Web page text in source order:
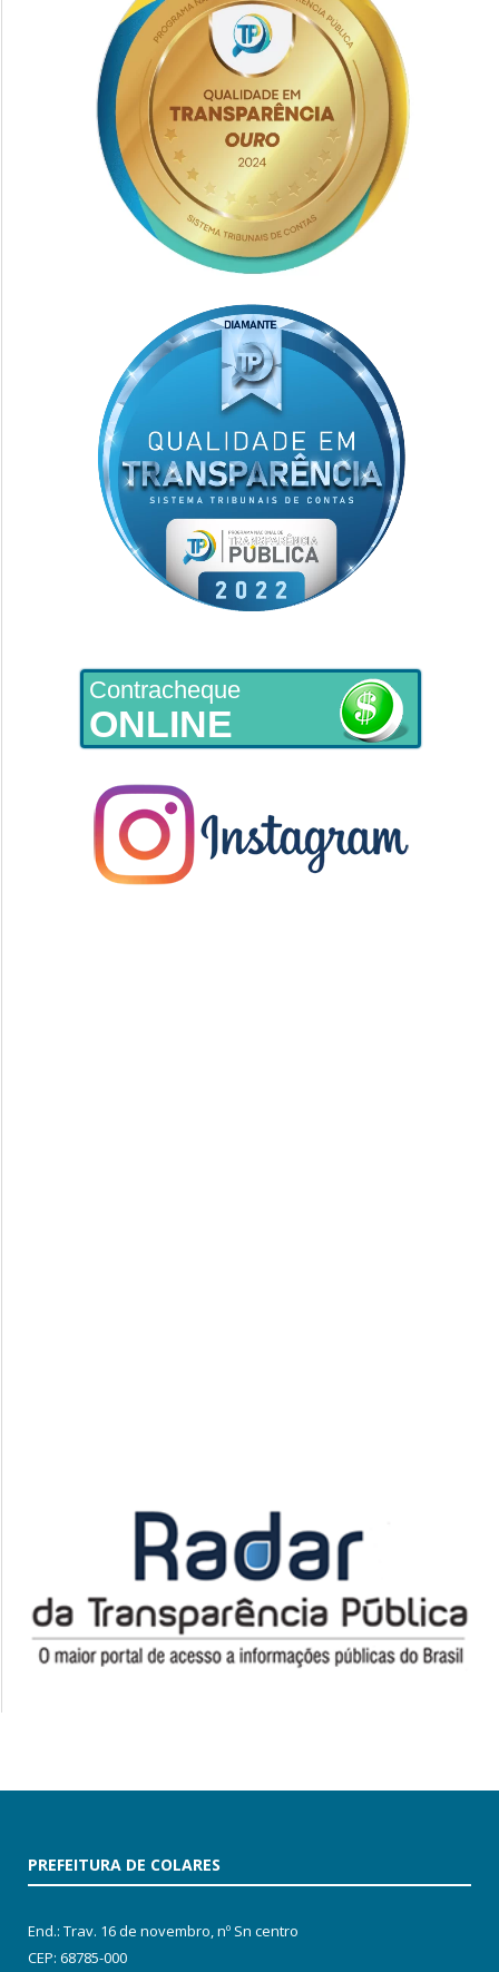
Contracheque
ONLINE
PREFEITURA DE COLARES
End.: Trav. 16 de novembro, nº Sn centro
CEP: 68785-000